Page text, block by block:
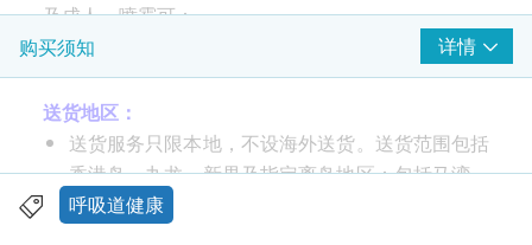
及成人。喷雾可：
- 有助快速纾缓鼻塞
- 清除浓稠粘液
- 有助预防流感感染及降低鼻腔重复感染机会
- 通过冲洗鼻腔后 (如鼻子阻塞)，可提高局部药物治疗
的有效性 。
建议使用方法︰首次使用时，请先喷 1 次以启动系
统。使用时，请先打开保护盖。
购买须知 详情
送货地区：
送货服务只限本地，不设海外送货。送货范围包括
香港岛、九龙、新界及指定离岛地区：包括马湾、
东涌及香港国际机场；并不适用于以下离岛地区：
呼吸道健康